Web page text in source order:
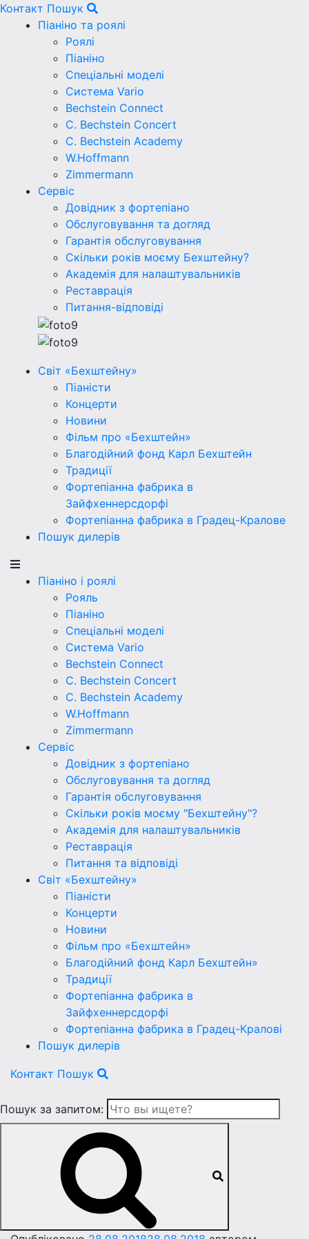
Контакт Пошук
Піаніно та роялі
Роялі
Піаніно
Спеціальні моделі
Система Vario
Bechstein Connect
C. Bechstein Concert
C. Bechstein Academy
W.Hoffmann
Zimmermann
Сервіс
Довідник з фортепіано
Обслуговування та догляд
Гарантія обслуговування
Скільки років моєму Бехштейну?
Академія для налаштувальників
Реставрація
Питання-відповіді
Світ «Бехштейну»
Піаністи
Концерти
Новини
Фільм про «Бехштейн»
Благодійний фонд Карл Бехштейн
Традиції
Фортепіанна фабрика в
Зайфхеннерсдорфi
Фортепіанна фабрика в Градец-Кралове
Пошук дилерів
Піаніно і роялі
Рояль
Піаніно
Спеціальні моделі
Система Vario
Bechstein Connect
C. Bechstein Concert
C. Bechstein Academy
W.Hoffmann
Zimmermann
Сервіс
Довідник з фортепіано
Обслуговування та догляд
Гарантія обслуговування
Скільки років моєму "Бехштейну"?
Академія для налаштувальників
Реставрація
Питання та відповіді
Світ «Бехштейну»
Піаністи
Концерти
Новини
Фільм про «Бехштейн»
Благодійний фонд Карл Бехштейн»
Традиції
Фортепіанна фабрика в
Зайфхеннерсдорфi
Фортепіанна фабрика в Градец-Краловi
Пошук дилерів
Контакт Пошук
Пошук за запитом: